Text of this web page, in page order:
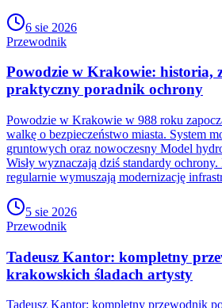
6 sie 2026
Przewodnik
Powodzie w Krakowie: historia,
praktyczny poradnik ochrony
Powodzie w Krakowie w 988 roku
walkę o bezpieczeństwo miasta. System
gruntowych oraz nowoczesny Model
Wisły wyznaczają dziś standardy
regularnie wymuszają modernizację
5 sie 2026
Przewodnik
Tadeusz Kantor: kompletny
krakowskich śladach artysty
Tadeusz Kantor: kompletny przewodnik